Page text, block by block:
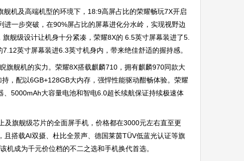
机及高端机型的环境下，18:9高屏占比的荣耀畅玩7X开启
进一步突破，在90%屏占比的屏幕进化分水岭，实现视野边
舰级设计让机身十分紧凑，荣耀8X的 6.5英寸屏幕装进了5.
英寸屏幕装进6.3英寸机身内，带来绝佳舒适的握持感。
旗舰机的实力。荣耀8X搭载麒麟710，拥有麒麟970同款大
，配以6GB+128GB大内存，强悍性能驱动酣畅体验。荣耀
5000mAh大容量电池和智电6.0超长续航保证持续极速体
及旗舰级芯片的全面屏手机，价格都在3000元左右直至更
且搭载AI双摄、杜比全景声、德国莱茵TÜV低蓝光认证等旗
机成为千元价位档的不二之选和手机换代首选。